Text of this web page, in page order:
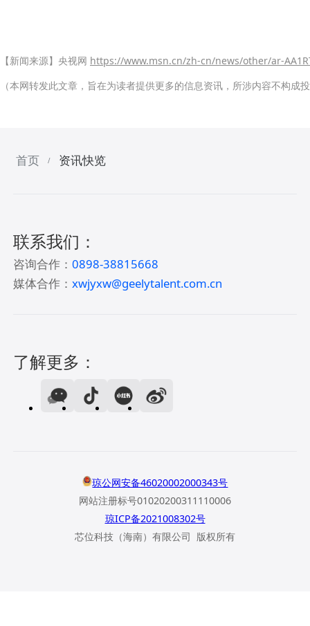
【新闻来源】央视网 https://www.msn.cn/zh-cn/news/other/ar-
（本网转发此文章，旨在为读者提供更多的信息资讯，所涉内容不构
首页 / 资讯快览
联系我们：
咨询合作：0898-38815668
媒体合作：xwjyxw@geelytalent.com.cn
了解更多：
琼公网安备46020002000343号
网站注册标号01020200311110006
琼ICP备2021008302号
芯位科技（海南）有限公司 版权所有